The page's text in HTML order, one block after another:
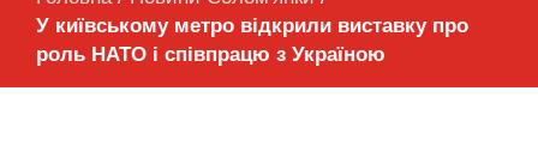
У київському метро відкрили виставку про
роль НАТО і співпрацю з Україною